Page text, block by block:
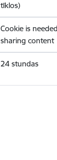
tīklos)
Cookie is
sharing content
24 stundas